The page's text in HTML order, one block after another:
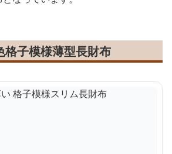
格子模様薄型長財布